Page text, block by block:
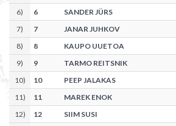
6) 6 SANDER JÜRS
7) 7 JANAR JUHKOV
8) 8 KAUPO UUETOA
9) 9 TARMO REITSNIK
10) 10 PEEP JALAKAS
11) 11 MAREK ENOK
12) 12 SIIM SUSI